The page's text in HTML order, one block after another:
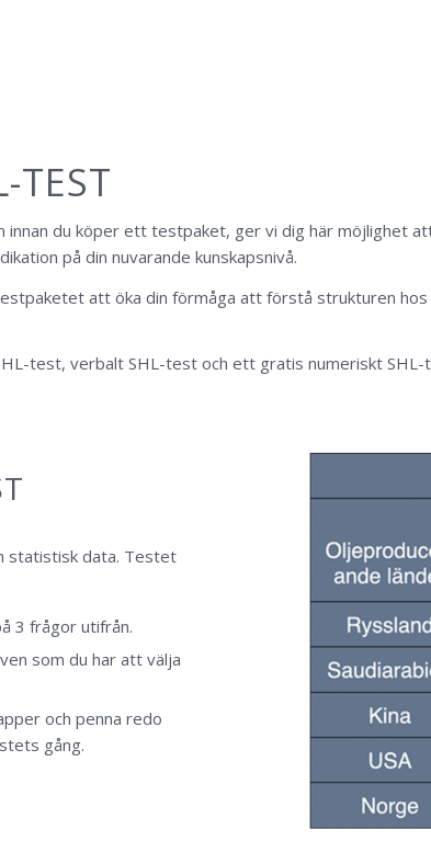
TEST
innan du köper ett testpaket, ger vi dig här möjlighet
på din nuvarande kunskapsnivå.
att öka din förmåga att förstå strukturen
test, verbalt SHL-test och ett gratis numeriskt SHL-
statistisk data. Testet
3 frågor utifrån.
som du har att välja
och penna redo
gång.